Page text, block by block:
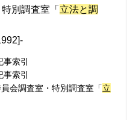
別調査室「 立法と調
事索引
事索引
会調査室・特別調査室「立